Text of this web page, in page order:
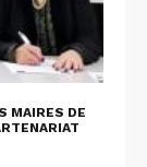
MAIRES DE